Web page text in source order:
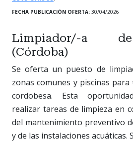
FECHA PUBLICACIÓN OFERTA: 30/04/2026
Limpiador/-a
(Córdoba)
Se oferta un puesto de
zonas comunes y piscinas
cordobesa. Esta
realizar tareas de limpieza en
del mantenimiento preventivo
y de las instalaciones acuáticas.